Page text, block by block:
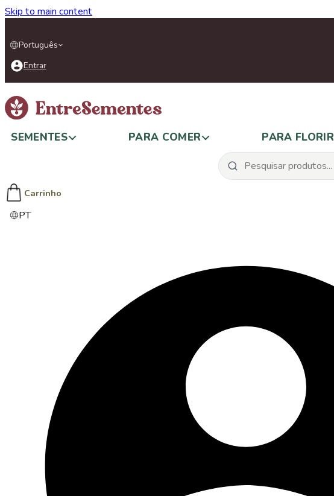
Skip to main content
Português
Entrar
SEMENTES PARA COMER PARA FLORIR
Carrinho
PT